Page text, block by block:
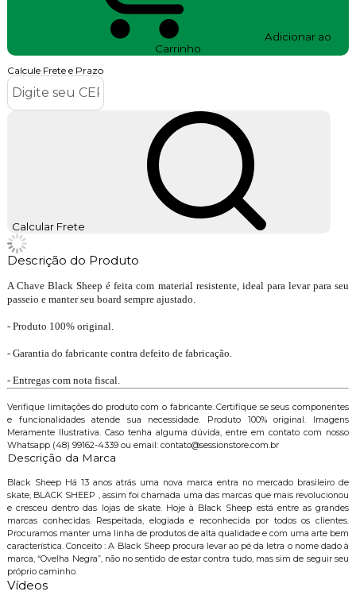
Adicionar ao
Carrinho
Calcule Frete e Prazo
Calcular Frete
Descrição do Produto
A Chave Black Sheep é feita com material resistente, ideal para levar para seu
passeio e manter seu board sempre ajustado.
- Produto 100% original.
- Garantia do fabricante contra defeito de fabricação.
- Entregas com nota fiscal.
Verifique limitações do produto com o fabricante. Certifique se seus componentes
e funcionalidades atende sua necessidade. Produto 100% original. Imagens
Meramente Ilustrativa. Caso tenha alguma dúvida, entre em contato com nosso
Whatsapp (48) 99162-4339 ou email: contato@sessionstore.com.br
Descrição da Marca
Black Sheep Há 13 anos atrás uma nova marca entra no mercado brasileiro de
skate, BLACK SHEEP , assim foi chamada uma das marcas que mais revolucionou
e cresceu dentro das lojas de skate. Hoje à Black Sheep está entre as grandes
marcas conhecidas. Respeitada, elogiada e reconhecida por todos os clientes.
Procuramos manter uma linha de produtos de alta qualidade e com uma arte bem
característica. Conceito : A Black Sheep procura levar ao pé da letra o nome dado à
marca, “Ovelha Negra”, não no sentido de estar contra tudo, mas sim de seguir seu
próprio caminho.
Vídeos